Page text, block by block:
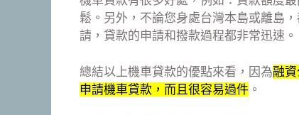
鬆。另外，不論您身處台灣本島或離島
請，貸款的申請和撥款過程都非常迅速。
總結以上機車貸款的優點來看，因為融
申請機車貸款，而且很容易過件 。